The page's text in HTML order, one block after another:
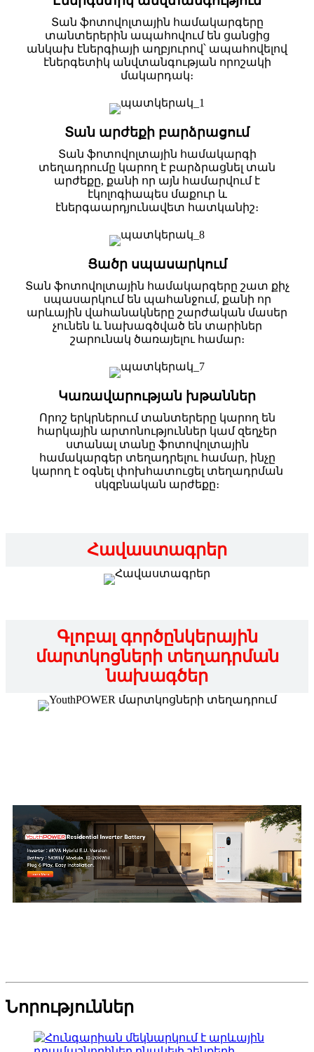
Տան ֆոտովոլտային համակարգերը
տանտերերին ապահովում են ցանցից
անկախ էներգիայի աղբյուրով՝ ապահովելով
էներգետիկ անվտանգության որոշակի
մակարդակ։
Տան արժեքի բարձրացում
Տան ֆոտովոլտային համակարգի
տեղադրումը կարող է բարձրացնել տան
արժեքը, քանի որ այն համարվում է
էկոլոգիապես մաքուր և
էներգաարդյունավետ հատկանիշ։
Ցածր սպասարկում
Տան ֆոտովոլտային համակարգերը շատ քիչ
սպասարկում են պահանջում, քանի որ
արևային վահանակները շարժական մասեր
չունեն և նախագծված են տարիներ
շարունակ ծառայելու համար։
Կառավարության խթաններ
Որոշ երկրներում տանտերերը կարող են
հարկային արտոնություններ կամ զեղչեր
ստանալ տանը ֆոտովոլտային
համակարգեր տեղադրելու համար, ինչը
կարող է օգնել փոխհատուցել տեղադրման
սկզբնական արժեքը։
Հավաստագրեր
Գլոբալ գործընկերային
մարտկոցների տեղադրման
նախագծեր
Նորություններ